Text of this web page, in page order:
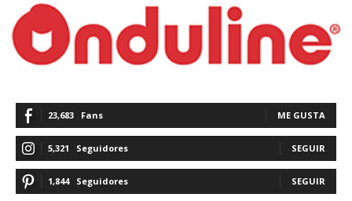
23,683 Fans ME GUSTA
5,321 Seguidores SEGUIR
1,844 Seguidores SEGUIR